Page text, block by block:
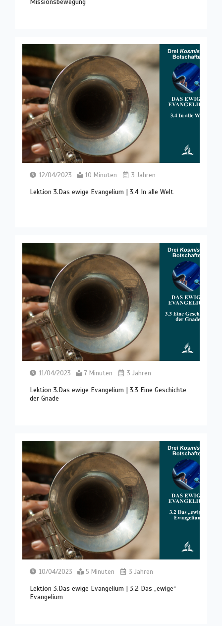
Missionsbewegung
12/04/2023 10 Minuten 3 Jahren
Lektion 3.Das ewige Evangelium | 3.4 In alle Welt
11/04/2023 7 Minuten 3 Jahren
Lektion 3.Das ewige Evangelium | 3.3 Eine Geschichte
der Gnade
10/04/2023 5 Minuten 3 Jahren
Lektion 3.Das ewige Evangelium | 3.2 Das „ewige“
Evangelium